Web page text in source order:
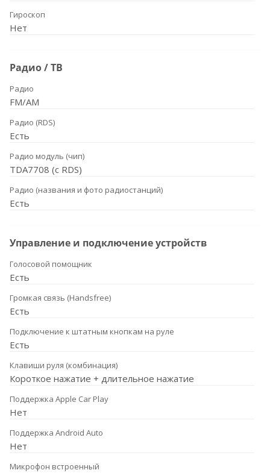
Гироскоп
Нет
Радио / ТВ
Радио
FM/AM
Радио (RDS)
Есть
Радио модуль (чип)
TDA7708 (с RDS)
Радио (названия и фото радиостанций)
Есть
Управление и подключение устройств
Голосовой помощник
Есть
Громкая связь (Handsfree)
Есть
Подключение к штатным кнопкам на руле
Есть
Клавиши руля (комбинация)
Короткое нажатие + длительное нажатие
Поддержка Apple Car Play
Нет
Поддержка Android Auto
Нет
Микрофон встроенный